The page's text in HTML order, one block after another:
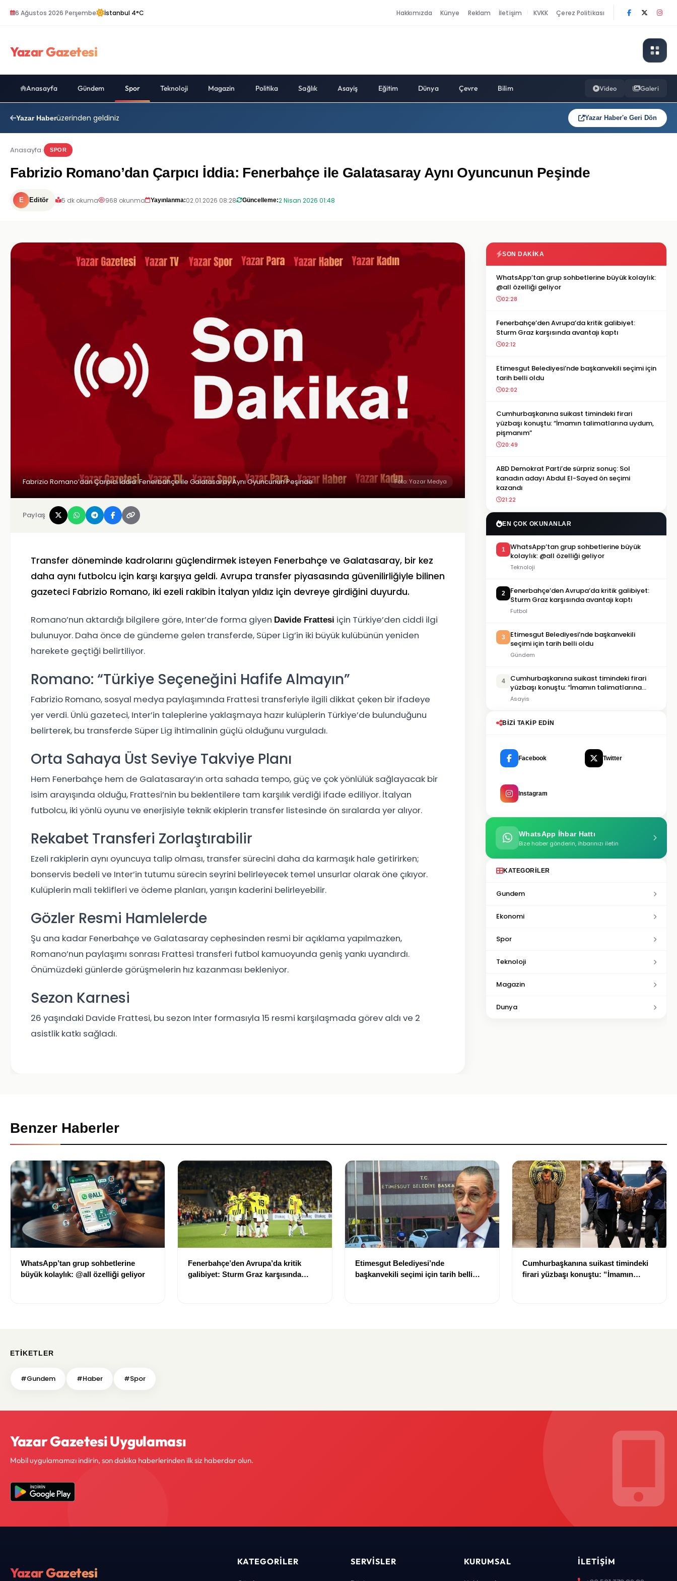
6 Ağustos 2026 Perşembe İstanbul 4°C Hakkımızda Künye Reklam İletişim KVKK Çerez Politikası
Yazar Gazetesi
Anasayfa Gündem Spor Teknoloji Magazin Politika Sağlık Asayiş Eğitim Dünya Çevre Bilim Video Galeri
Yazar Haberüzerinden geldiniz Yazar Haber'e Geri Dön
Anasayfa SPOR
Fabrizio Romano’dan Çarpıcı İddia: Fenerbahçe ile Galatasaray Aynı Oyuncunun Peşinde
E Editör 5 dk okuma 968 okunma Yayınlanma:02.01.2026 08:28 Güncelleme:2 Nisan 2026 01:48
Fabrizio Romano’dan Çarpıcı İddia: Fenerbahçe ile Galatasaray Aynı Oyuncunun Peşinde Foto: Yazar Medya
Paylaş
Transfer döneminde kadrolarını güçlendirmek isteyen Fenerbahçe ve Galatasaray, bir kez
daha aynı futbolcu için karşı karşıya geldi. Avrupa transfer piyasasında güvenilirliğiyle bilinen
gazeteci Fabrizio Romano, iki ezeli rakibin İtalyan yıldız için devreye girdiğini duyurdu.
Romano’nun aktardığı bilgilere göre, Inter’de forma giyen Davide Frattesi için Türkiye’den ciddi ilgi
bulunuyor. Daha önce de gündeme gelen transferde, Süper Lig’in iki büyük kulübünün yeniden
harekete geçtiği belirtiliyor.
Romano: “Türkiye Seçeneğini Hafife Almayın”
Fabrizio Romano, sosyal medya paylaşımında Frattesi transferiyle ilgili dikkat çeken bir ifadeye
yer verdi. Ünlü gazeteci, Inter’in taleplerine yaklaşmaya hazır kulüplerin Türkiye’de bulunduğunu
belirterek, bu transferde Süper Lig ihtimalinin güçlü olduğunu vurguladı.
Orta Sahaya Üst Seviye Takviye Planı
Hem Fenerbahçe hem de Galatasaray’ın orta sahada tempo, güç ve çok yönlülük sağlayacak bir
isim arayışında olduğu, Frattesi’nin bu beklentilere tam karşılık verdiği ifade ediliyor. İtalyan
futbolcu, iki yönlü oyunu ve enerjisiyle teknik ekiplerin transfer listesinde ön sıralarda yer alıyor.
Rekabet Transferi Zorlaştırabilir
Ezeli rakiplerin aynı oyuncuya talip olması, transfer sürecini daha da karmaşık hale getirirken;
bonservis bedeli ve Inter’in tutumu sürecin seyrini belirleyecek temel unsurlar olarak öne çıkıyor.
Kulüplerin mali teklifleri ve ödeme planları, yarışın kaderini belirleyebilir.
Gözler Resmi Hamlelerde
Şu ana kadar Fenerbahçe ve Galatasaray cephesinden resmi bir açıklama yapılmazken,
Romano’nun paylaşımı sonrası Frattesi transferi futbol kamuoyunda geniş yankı uyandırdı.
Önümüzdeki günlerde görüşmelerin hız kazanması bekleniyor.
Sezon Karnesi
26 yaşındaki Davide Frattesi, bu sezon Inter formasıyla 15 resmi karşılaşmada görev aldı ve 2
asistlik katkı sağladı.
SON DAKIKA
WhatsApp’tan grup sohbetlerine büyük kolaylık:
@all özelliği geliyor
02:28
Fenerbahçe’den Avrupa’da kritik galibiyet:
Sturm Graz karşısında avantajı kaptı
02:12
Etimesgut Belediyesi’nde başkanvekili seçimi için
tarih belli oldu
02:02
Cumhurbaşkanına suikast timindeki firari
yüzbaşı konuştu: “İmamın talimatlarına uydum,
pişmanım”
20:49
ABD Demokrat Parti’de sürpriz sonuç: Sol
kanadın adayı Abdul El-Sayed ön seçimi
kazandı
21:22
EN ÇOK OKUNANLAR
1
WhatsApp’tan grup sohbetlerine büyük
kolaylık: @all özelliği geliyor
Teknoloji
2
Fenerbahçe’den Avrupa’da kritik galibiyet:
Sturm Graz karşısında avantajı kaptı
Futbol
3
Etimesgut Belediyesi’nde başkanvekili
seçimi için tarih belli oldu
Gündem
4
Cumhurbaşkanına suikast timindeki firari
yüzbaşı konuştu: “İmamın talimatlarına
uydum, pişmanım”
Asayis
BIZI TAKIP EDIN
Facebook Twitter
Instagram
WhatsApp İhbar Hattı
Bize haber gönderin, ihbarınızı iletin
KATEGORILER
Gundem
Ekonomi
Spor
Teknoloji
Magazin
Dunya
Benzer Haberler
WhatsApp’tan grup sohbetlerine
büyük kolaylık: @all özelliği geliyor
Fenerbahçe’den Avrupa’da kritik
galibiyet: Sturm Graz karşısında
Etimesgut Belediyesi’nde
başkanvekili seçimi için tarih belli
Cumhurbaşkanına suikast timindeki
firari yüzbaşı konuştu: “İmamın
ETIKETLER
#Gundem #Haber #Spor
Yazar Gazetesi Uygulaması
Mobil uygulamamızı indirin, son dakika haberlerinden ilk siz haberdar olun.
Yazar Gazetesi
KATEGORILER SERVISLER KURUMSAL İLETIŞIM